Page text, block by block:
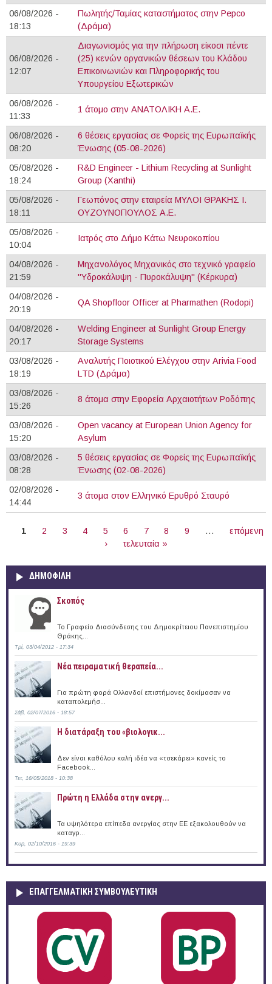
06/08/2026 -
18:13
Πωλητής/Ταμίας καταστήματος στην Pepco
(Δράμα)
06/08/2026 -
12:07
Διαγωνισμός για την πλήρωση είκοσι πέντε
(25) κενών οργανικών θέσεων του Κλάδου
Επικοινωνιών και Πληροφορικής του
Υπουργείου Εξωτερικών
06/08/2026 -
11:33
1 άτομο στην ΑΝΑΤΟΛΙΚΗ Α.Ε.
06/08/2026 -
08:20
6 θέσεις εργασίας σε Φορείς της Ευρωπαϊκής
Ένωσης (05-08-2026)
05/08/2026 -
18:24
R&D Engineer - Lithium Recycling at Sunlight
Group (Xanthi)
05/08/2026 -
18:11
Γεωπόνος στην εταιρεία ΜΥΛΟΙ ΘΡΑΚΗΣ Ι.
ΟΥΖΟΥΝΟΠΟΥΛΟΣ Α.Ε.
05/08/2026 -
10:04
Ιατρός στο Δήμο Κάτω Νευροκοπίου
04/08/2026 -
21:59
Mηχανολόγος Μηχανικός στο τεχνικό γραφείο
"Υδροκάλυψη - Πυροκάλυψη" (Κέρκυρα)
04/08/2026 -
20:19
QA Shopfloor Officer at Pharmathen (Rodopi)
04/08/2026 -
20:17
Welding Engineer at Sunlight Group Energy
Storage Systems
03/08/2026 -
18:19
Αναλυτής Ποιοτικού Ελέγχου στην Arivia Food
LTD (Δράμα)
03/08/2026 -
15:26
8 άτομα στην Εφορεία Αρχαιοτήτων Ροδόπης
03/08/2026 -
15:20
Open vacancy at European Union Agency for
Asylum
03/08/2026 -
08:28
5 θέσεις εργασίας σε Φορείς της Ευρωπαϊκής
Ένωσης (02-08-2026)
02/08/2026 -
14:44
3 άτομα στον Ελληνικό Ερυθρό Σταυρό
1 2 3 4 5 6 7 8 9 …
επόμενη
›
τελευταία »
ΔΗΜΟΦΙΛΗ
Σκοπός
Το Γραφείο Διασύνδεσης του Δημοκρίτειου Πανεπιστημίου
Θράκης...
Τρί, 03/04/2012 - 17:34
Νέα πειραματική θεραπεία...
Για πρώτη φορά Ολλανδοί επιστήμονες δοκίμασαν να
καταπολεμήσ...
Σάβ, 02/07/2016 - 18:57
Η διατάραξη του «βιολογικ...
Δεν είναι καθόλου καλή ιδέα να «τσεκάρει» κανείς το
Facebook...
Τετ, 16/05/2018 - 10:38
Πρώτη η Ελλάδα στην ανεργ...
Τα υψηλότερα επίπεδα ανεργίας στην ΕΕ εξακολουθούν να
καταγρ...
Κυρ, 02/10/2016 - 19:39
ΕΠΑΓΓΕΛΜΑΤΙΚΉ ΣΥΜΒΟΥΛΕΥΤΙΚΉ